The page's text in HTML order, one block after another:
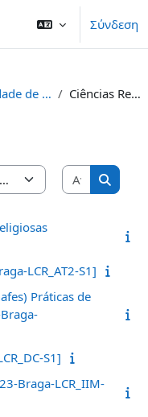
Σύνδεση
Faculdade de Teologia Ciências Religiosas
LCR_AT2-S1]
Práticas de
S1]
Braga-LCR_IIM-